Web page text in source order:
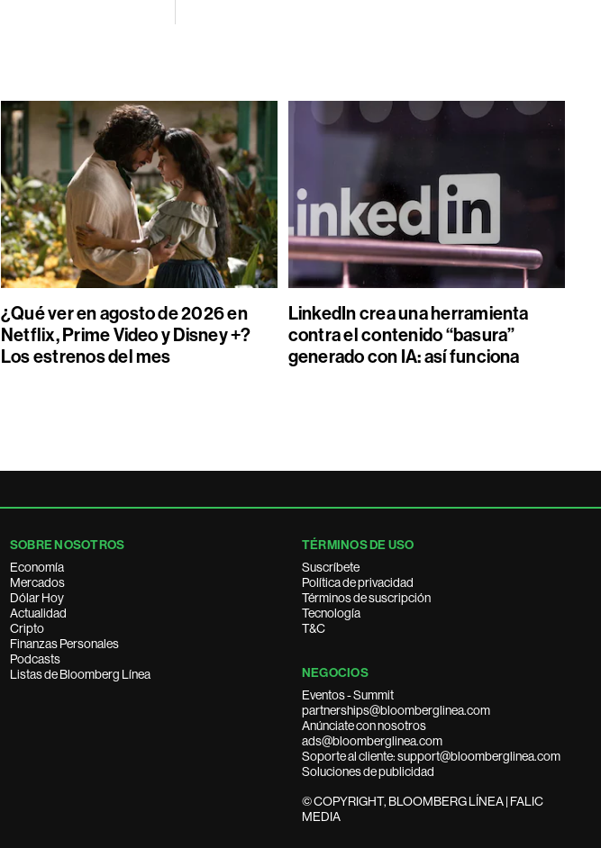
¿Qué ver en agosto de 2026 en
Netflix, Prime Video y Disney +?
Los estrenos del mes
LinkedIn crea una herramienta
contra el contenido “basura”
generado con IA: así funciona
SOBRE NOSOTROS
Economía
Mercados
Dólar Hoy
Actualidad
Cripto
Finanzas Personales
Podcasts
Listas de Bloomberg Línea
TÉRMINOS DE USO
Suscríbete
Política de privacidad
Términos de suscripción
Tecnología
T&C
NEGOCIOS
Eventos - Summit
partnerships@bloomberglinea.com
Anúnciate con nosotros
ads@bloomberglinea.com
Soporte al cliente: support@bloomberglinea.com
Soluciones de publicidad
© COPYRIGHT, BLOOMBERG LÍNEA | FALIC
MEDIA